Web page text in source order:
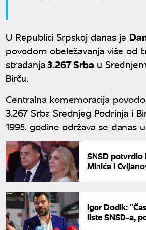
U Republici Srpskoj danas je
povodom obeležavanja više od
stradanja3.267 Srba u
Birču.
Centralna komemoracija
3.267 Srba Srednjeg Podrinja i
1995. godine održava se danas
SNSD potvrdio
Minića i
Igor Dodik:
liste SNSD-a,